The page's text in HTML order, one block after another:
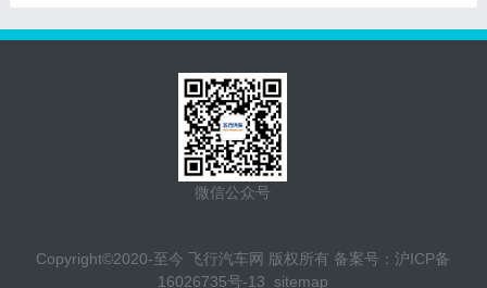
微信公众号
Copyright©2020-至今 飞行汽车网 版权所有 备案号：沪ICP备
16026735号-13 sitemap